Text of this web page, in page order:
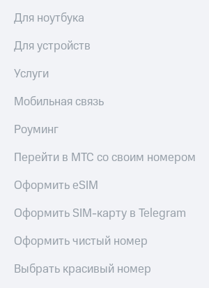
Для ноутбука
Для устройств
Услуги
Мобильная связь
Роуминг
Перейти в МТС со своим номером
Оформить eSIM
Оформить SIM-карту в Telegram
Оформить чистый номер
Выбрать красивый номер